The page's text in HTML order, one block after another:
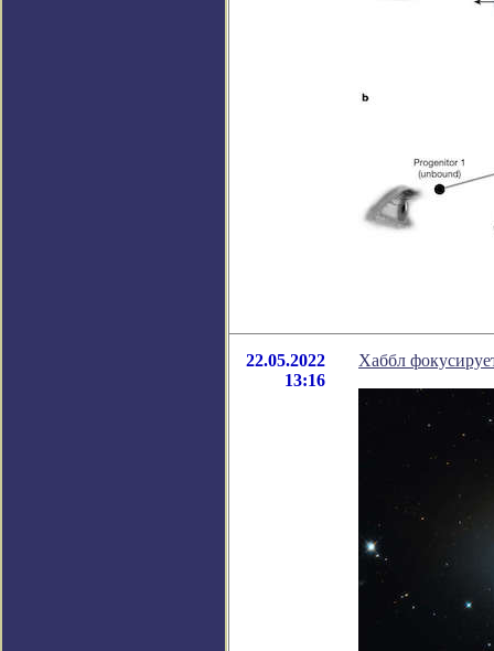
22.05.2022
13:16
Хаббл